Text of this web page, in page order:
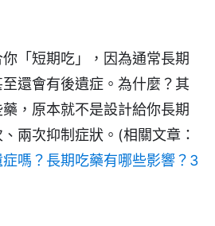
「短期吃」，因為通常長期
還會有後遺症。為什麼？其
，原本就不是設計給你長期
兩次抑制症狀。(相關文章：
嗎？長期吃藥有哪些影響？3